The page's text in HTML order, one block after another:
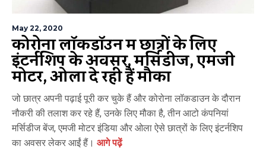
May 22, 2020
कोरोना लॉकडॉउन में छात्रों के लिए
इंटर्नशिप के अवसर, मर्सिडीज, एमजी
मोटर, ओला दे रही हैं मौका
जो छात्र अपनी पढ़ाई पूरी कर चुके हैं और कोरोना लॉकडाउन के दौरान
नौकरी की तलाश कर रहे हैं, उनके लिए मौका है, तीन आटो कंपनियां
मर्सिडीज बेंज, एमजी मोटर इंडिया और ओला ऐसे छात्रों के लिए इंटर्नशिप
का अवसर लेकर आईं हैं। आगे पढ़ें